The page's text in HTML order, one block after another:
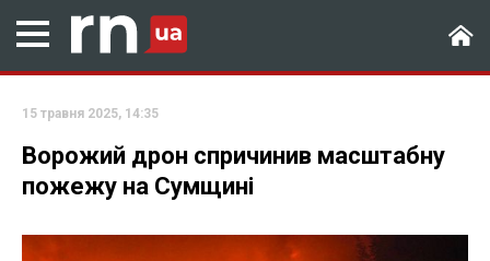
15 травня 2025, 14:35
Ворожий дрон спричинив масштабну
пожежу на Сумщині